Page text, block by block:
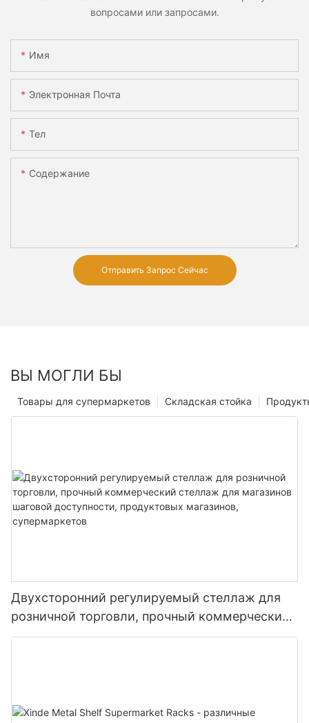
вопросами или запросами.
Имя
Электронная Почта
Тел
Содержание
Отправить Запрос Сейчас
ВЫ МОГЛИ БЫ
Складская стойка
Товары для супермаркетов
Двухсторонний регулируемый стеллаж для
розничной торговли, прочный коммерческий
стеллаж для магазинов шаговой доступности,